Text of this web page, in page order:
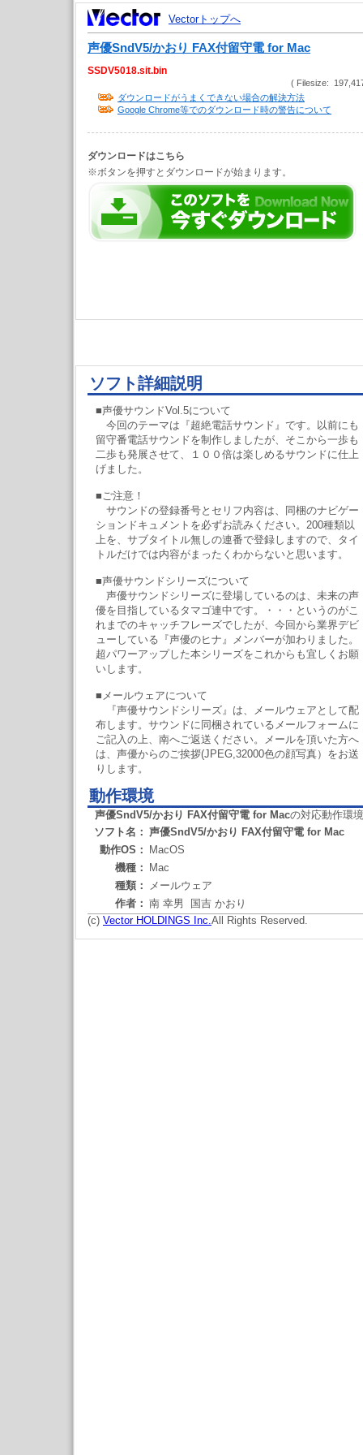
Vectorトップへ
声優SndV5/かおり FAX付留守電 for Mac
SSDV5018.sit.bin
( Filesize:
ダウンロードがうまくできない場合の解決方法
Google Chrome等でのダウンロード時の警告について
ダウンロードはこちら
※ボタンを押すとダウンロードが始まります。
ソフト詳細説明
■声優サウンドVol.5について
今回のテーマは『超絶電話サウンド』です。以前にも
留守番電話サウンドを制作しましたが、そこから一歩も
二歩も発展させて、１００倍は楽しめるサウンドに仕上
げました。
■ご注意！
サウンドの登録番号とセリフ内容は、同梱のナビゲー
ションドキュメントを必ずお読みください。200種類以
上を、サブタイトル無しの連番で登録しますので、タイ
トルだけでは内容がまったくわからないと思います。
■声優サウンドシリーズについて
声優サウンドシリーズに登場しているのは、未来の声
優を目指しているタマゴ連中です。・・・というのがこ
れまでのキャッチフレーズでしたが、今回から業界デビ
ューしている『声優のヒナ』メンバーが加わりました。
超パワーアップした本シリーズをこれからも宜しくお願
いします。
■メールウェアについて
『声優サウンドシリーズ』は、メールウェアとして配
布します。サウンドに同梱されているメールフォームに
ご記入の上、南へご返送ください。メールを頂いた方へ
は、声優からのご挨拶(JPEG,32000色の顔写真）をお送
りします。
動作環境
声優SndV5/かおり FAX付留守電 for Macの対応動作環境
ソフト名： 声優SndV5/かおり FAX付留守電 for Mac
動作OS：
MacOS
機種：
Mac
種類：
メールウェア
作者： 南 幸男 国吉 かおり
(c) Vector HOLDINGS Inc.All Rights Reserved.